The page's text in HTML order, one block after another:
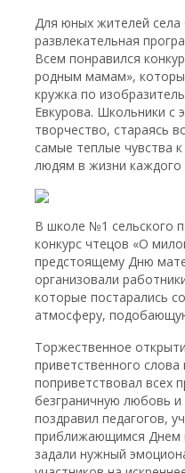
Для юных жителей села
развлекательная
Всем понравился
родным мамам»,
кружка по
Евкурова. Школьники с
творчество, стараясь
самые теплые чувства
людям в жизни каждого
В школе №1 сельского
конкурс чтецов «О
предстоящему Дню
организовали
которые постарались
атмосферу,
Торжественное
приветственного
поприветствовал всех
безграничную любовь
поздравил педагогов,
приближающимся Днем
задали нужный